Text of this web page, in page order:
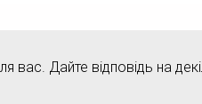
вас. Дайте відповідь на